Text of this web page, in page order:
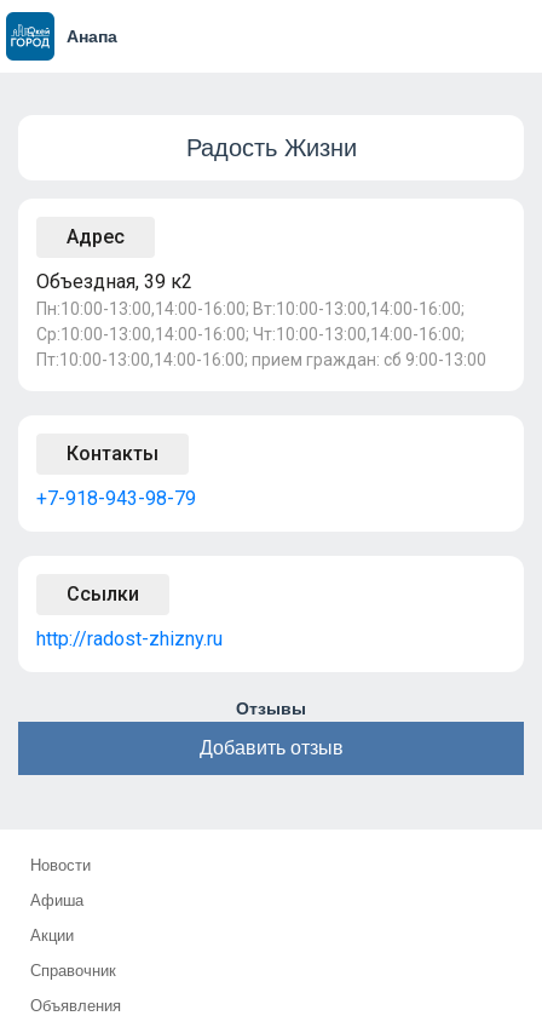
Анапа
Радость Жизни
Адрес
Объездная, 39 к2
Пн:10:00-13:00,14:00-16:00; Вт:10:00-13:00,14:00-16:00;
Ср:10:00-13:00,14:00-16:00; Чт:10:00-13:00,14:00-16:00;
Пт:10:00-13:00,14:00-16:00; прием граждан: сб 9:00-13:00
Контакты
+7-918-943-98-79
Ссылки
http://radost-zhizny.ru
Отзывы
Добавить отзыв
Новости
Афиша
Акции
Справочник
Объявления